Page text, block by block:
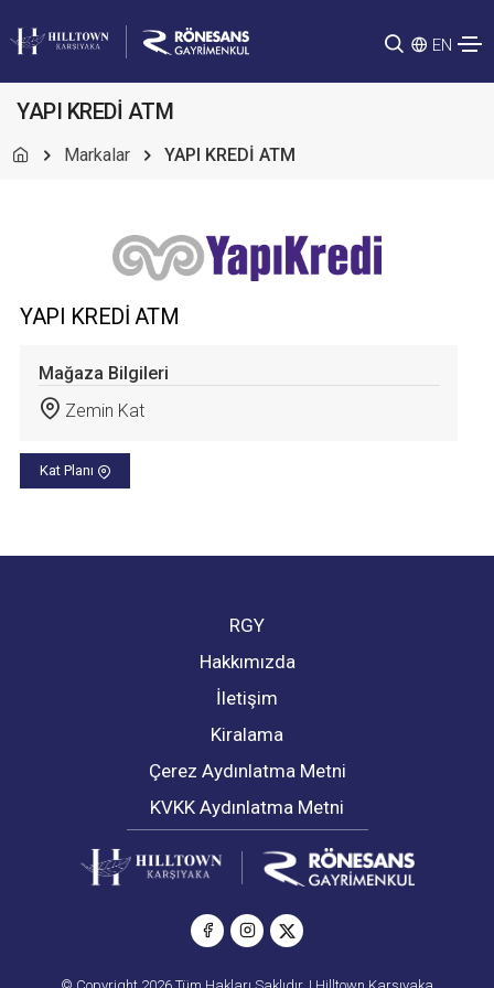
EN
YAPI KREDİ ATM
Markalar YAPI KREDİ ATM
YAPI KREDİ ATM
Mağaza Bilgileri
Zemin Kat
Kat Planı
RGY
Hakkımızda
İletişim
Kiralama
Çerez Aydınlatma Metni
KVKK Aydınlatma Metni